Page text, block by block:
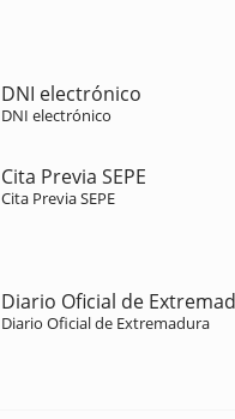
DNI electrónico
DNI electrónico
Cita Previa SEPE
Cita Previa SEPE
Diario Oficial de
Diario Oficial de Extremadura